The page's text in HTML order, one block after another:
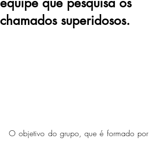
chamados superidosos.
O objetivo do grupo, que é formado por